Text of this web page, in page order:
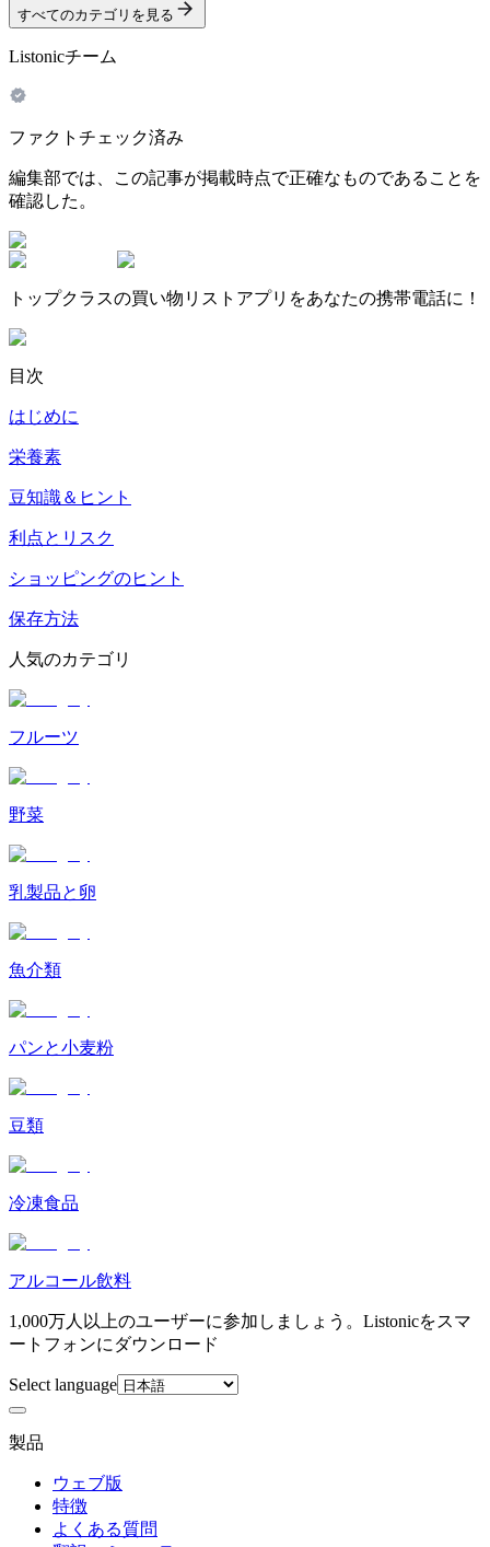
すべてのカテゴリを見る
Listonicチーム
ファクトチェック済み
編集部では、この記事が掲載時点で正確なものであることを
確認した。
トップクラスの買い物リストアプリをあなたの携帯電話に！
目次
はじめに
栄養素
豆知識＆ヒント
利点とリスク
ショッピングのヒント
保存方法
人気のカテゴリ
フルーツ
野菜
乳製品と卵
魚介類
パンと小麦粉
豆類
冷凍食品
アルコール飲料
1,000万人以上のユーザーに参加しましょう。Listonicをスマ
ートフォンにダウンロード
Select language
製品
ウェブ版
特徴
よくある質問